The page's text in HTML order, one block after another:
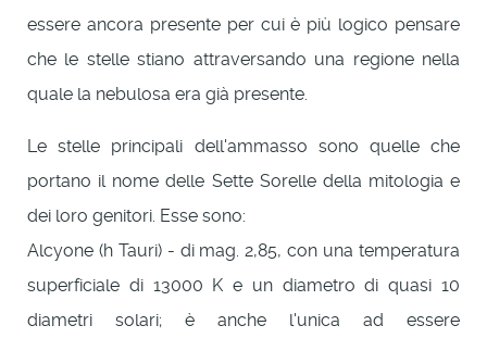
essere ancora presente per cui è più logico pensare
che le stelle stiano attraversando una regione nella
quale la nebulosa era già presente.
Le stelle principali dell'ammasso sono quelle che
portano il nome delle Sette Sorelle della mitologia e
dei loro genitori. Esse sono:
Alcyone (h Tauri) - di mag. 2,85, con una temperatura
superficiale di 13000 K e un diametro di quasi 10
diametri solari; è anche l'unica ad essere